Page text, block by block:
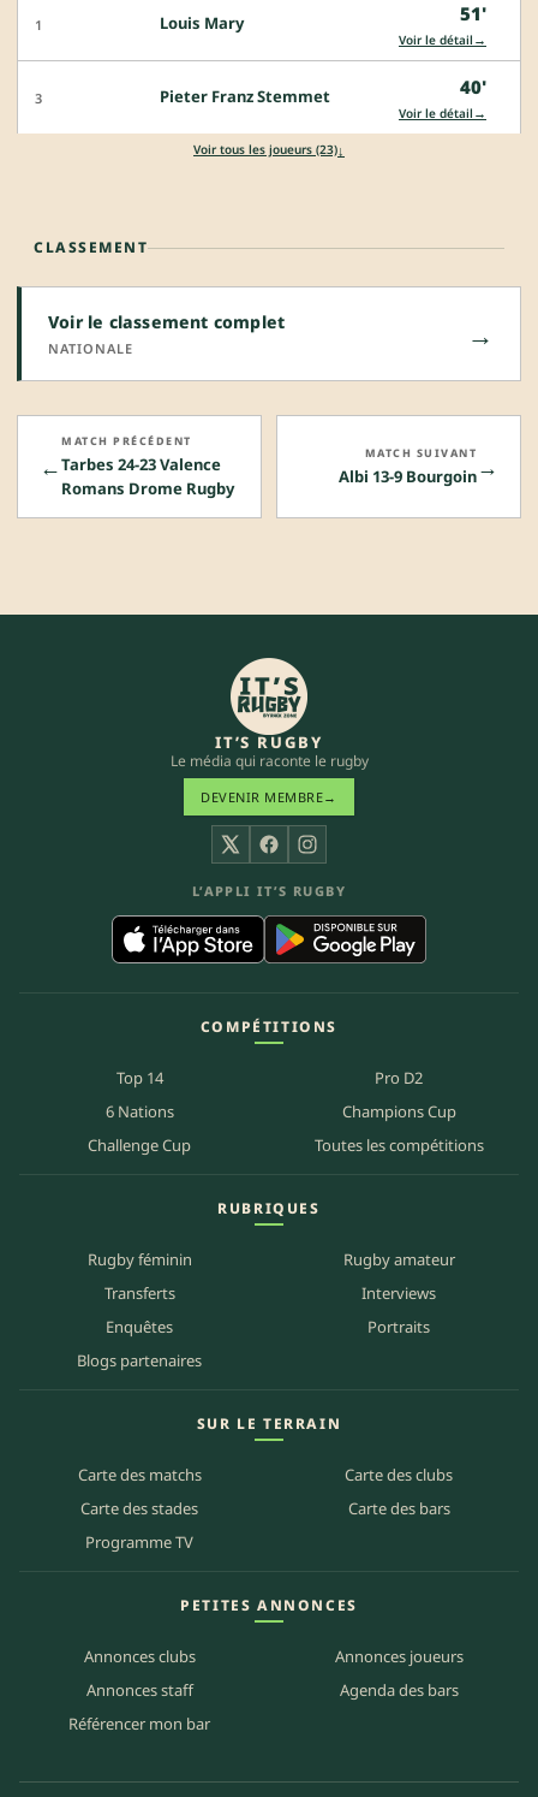
1 Louis Mary 51'
Voir le détail →
3 Pieter Franz Stemmet 40'
Voir le détail →
Voir tous les joueurs (23)↓
CLASSEMENT
Voir le classement complet
NATIONALE →
←
MATCH PRÉCÉDENT
Tarbes 24-23 Valence
Romans Drome Rugby
→
MATCH SUIVANT
Albi 13-9 Bourgoin
IT’S RUGBY
Le média qui raconte le rugby
DEVENIR MEMBRE→
X FacebookInstagram
L’APPLI IT’S RUGBY
COMPÉTITIONS
Top 14
Pro D2
6 Nations
Champions Cup
Challenge Cup
Toutes les compétitions
RUBRIQUES
Rugby féminin
Rugby amateur
Transferts
Interviews
Enquêtes
Portraits
Blogs partenaires
SUR LE TERRAIN
Carte des matchs
Carte des clubs
Carte des stades
Carte des bars
Programme TV
PETITES ANNONCES
Annonces clubs
Annonces joueurs
Annonces staff
Agenda des bars
Référencer mon bar